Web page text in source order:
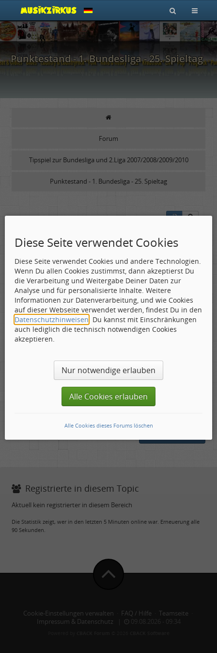
Punktestand - 1. Bundesliga - 25. Spieltag
Forum
Tipspiel zur Bundesliga und 2.Liga 2007/2008/2009/2010
Punktestand - 1. Bundesliga - 25. Spieltag
Stattmeister
Produzent
Geschlecht:
Herkunft:
Meinerzhagen
Beiträge:
14322
Dabei seit:
08 / 2009
Gepostet: 09.03.2026 - 09:17 Uhr ·#1
Tom Cody 16
Stattmeister 15
Triskell 11
Napoleon Wilson 10
do - "Music", John Miles.
Registrierte in diesem Topic
Aktuell kein registrierter in diesem Bereich
Die Statistik zeigt, wer in den letzten 5 Minuten online war. Erneuerung alle
90 Sekunden.
Cookie-Einstellungen verwalten FAQ / Hilfe Teamseite
Impressum & Datenschutz
09.08.2026 - 09:34
Diese Seite verwendet Cookies
Diese Seite verwendet Cookies und andere Technologien.
Wenn Du allen Cookies zustimmst, dann akzeptierst Du
die Verarbeitung und Weitergabe Deiner Daten zur
Analyse und für personalisierte Inhalte. Weitere
Informationen zur Datenverarbeitung, und wie Cookies
auf dieser Webseite verwendet werden, findest Du in den
Datenschutzhinweisen . Du kannst mit Einschränkungen
auch lediglich die technisch notwendigen Cookies
akzeptieren.
Nur notwendige erlauben
Alle Cookies erlauben
Alle Cookies dieses Forums löschen